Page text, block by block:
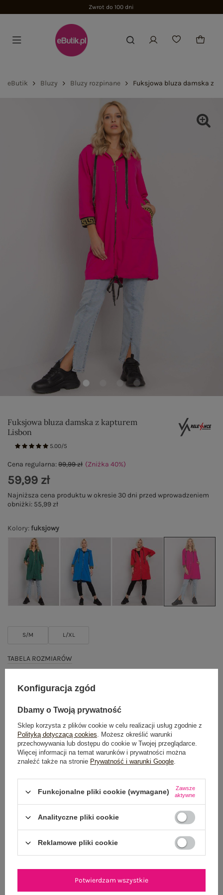
Zwrot do 100 dni
eButik Bluzy Bluzy rozpinane Fuksjowa bluza damska z
Fuksjowa bluza damska z kapturem
Lisbon
5.00/5
Kolory:fuksjowy
S/M L/XL
TABELA ROZMIARÓW
Cena regularna:99,99 zł (Zniżka 40%)
59,99 zł
Najniższa cena produktu w okresie 30 dni przed wprowadzeniem
obniżki: 55,99 zł
DODAJ DO KOSZYKA
Możesz kupić także poprzez:
Dostawaod 7,99 zł
Do darmowej dostawy brakuje 200,00 zł
Wysyłkajutro
100 dni na zwrot
Konfiguracja zgód
Dbamy o Twoją prywatność
Sklep korzysta z plików cookie w celu realizacji usług zgodnie z
Polityką dotyczącą cookies. Możesz określić warunki
przechowywania lub dostępu do cookie w Twojej przeglądarce.
Więcej informacji na temat warunków i prywatności można
znaleźć także na stronie Prywatność i warunki Google.
Funkcjonalne pliki cookie (wymagane)
Zawsze
aktywne
Analityczne pliki cookie
Reklamowe pliki cookie
Potwierdzam wszystkie